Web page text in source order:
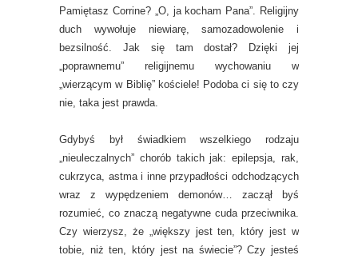
Pamiętasz Corrine? „O, ja kocham Pana”. Religijny
duch wywołuje niewiarę, samozadowolenie i
bezsilność. Jak się tam dostał? Dzięki jej
„poprawnemu” religijnemu wychowaniu w
„wierzącym w Biblię” kościele! Podoba ci się to czy
nie, taka jest prawda.
Gdybyś był świadkiem wszelkiego rodzaju
„nieuleczalnych” chorób takich jak: epilepsja, rak,
cukrzyca, astma i inne przypadłości odchodzących
wraz z wypędzeniem demonów… zaczął byś
rozumieć, co znaczą negatywne cuda przeciwnika.
Czy wierzysz, że „większy jest ten, który jest w
tobie, niż ten, który jest na świecie”? Czy jesteś